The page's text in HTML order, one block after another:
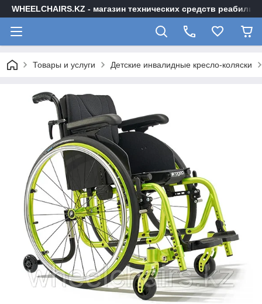
WHEELCHAIRS.KZ - магазин технических средств
Товары и услуги Детские инвалидные кресло-коляски